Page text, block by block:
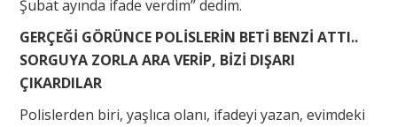
Şubat ayında ifade verdim” dedim.
GERÇEĞİ GÖRÜNCE POLİSLERİN BETİ BENZİ ATTI..
SORGUYA ZORLA ARA VERİP, BİZİ DIŞARI
ÇIKARDILAR
Polislerden biri, yaşlıca olanı, ifadeyi yazan, evimdeki